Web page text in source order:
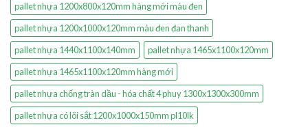
pallet nhựa 1200x800x120mm hàng mới màu đen
pallet nhựa 1200x1000x120mm màu đen đan thanh
pallet nhựa 1440x1100x140mm
pallet nhựa 1465x1100x120mm
pallet nhựa 1465x1100x120mm hàng mới
pallet nhựa chống tràn dầu - hóa chất 4 phuy 1300x1300x300mm
pallet nhựa có lõi sắt 1200x1000x150mm pl10lk